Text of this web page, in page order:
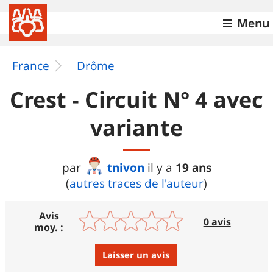
Menu
France Drôme
Crest - Circuit N° 4 avec
variante
par tnivon il y a 19 ans
(autres traces de l'auteur)
Avis
moy. :
0 avis
Laisser un avis